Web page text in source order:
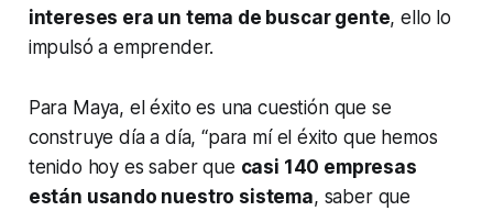
intereses era un tema de buscar gente, ello lo
impulsó a emprender.
Para Maya, el éxito es una cuestión que se
construye día a día, “para mí el éxito que hemos
tenido hoy es saber que casi 140 empresas
están usando nuestro sistema, saber que